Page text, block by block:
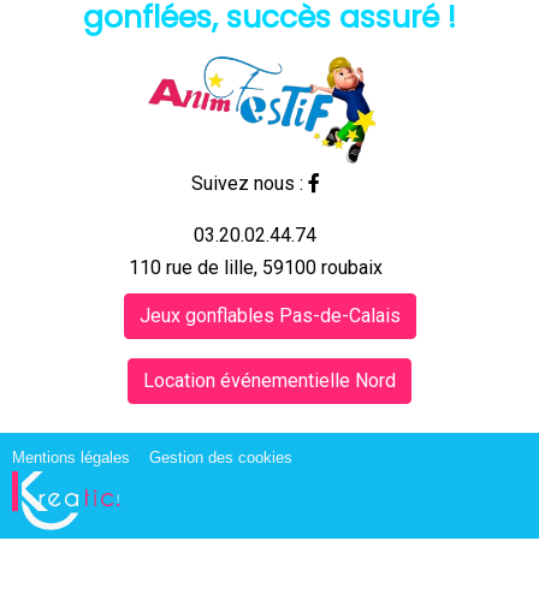
gonflées, succès assuré !
Suivez nous :
03.20.02.44.74
110 rue de lille, 59100 roubaix
Jeux gonflables Pas-de-Calais
Location événementielle Nord
Mentions légales Gestion des cookies